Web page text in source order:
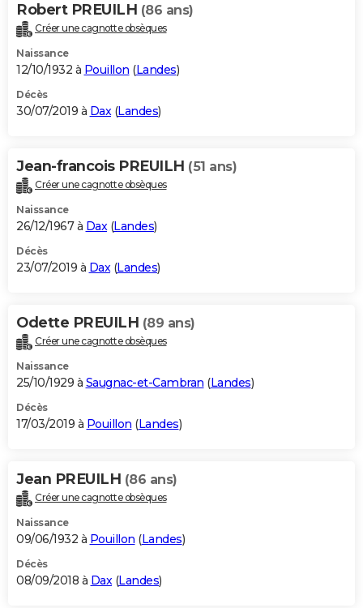
Robert PREUILH (86 ans)
Créer une cagnotte obsèques
Naissance
12/10/1932 à Pouillon (Landes)
Décès
30/07/2019 à Dax(Landes)
Jean-francois PREUILH (51 ans)
Créer une cagnotte obsèques
Naissance
26/12/1967 à Dax(Landes)
Décès
23/07/2019 à Dax(Landes)
Odette PREUILH (89 ans)
Créer une cagnotte obsèques
Naissance
25/10/1929 à Saugnac-et-Cambran (Landes)
Décès
17/03/2019 à Pouillon (Landes)
Jean PREUILH (86 ans)
Créer une cagnotte obsèques
Naissance
09/06/1932 à Pouillon (Landes)
Décès
08/09/2018 à Dax(Landes)